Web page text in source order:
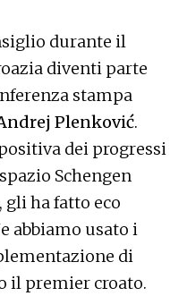
durante il
diventi parte
stampa
Plenković.
dei progressi
Schengen
ha fatto eco
abbiamo usato i
di
il premier croato.